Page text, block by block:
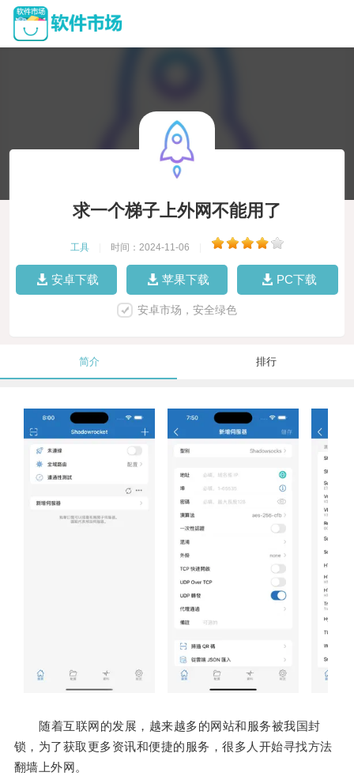
求一个梯子上外网不能用了
工具 时间：2024-11-06
安卓下载 苹果下载 PC下载
安卓市场，安全绿色
简介 排行
随着互联网的发展，越来越多的网站和服务被我国封
锁，为了获取更多资讯和便捷的服务，很多人开始寻找方法
翻墙上外网。